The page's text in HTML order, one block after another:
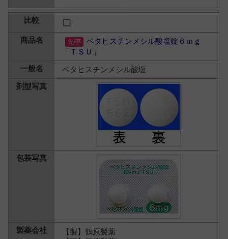
ベタヒスチンメシル酸塩錠６ｍｇ
「ＴＳＵ」
ベタヒスチンメシル酸塩
【製】鶴原製薬